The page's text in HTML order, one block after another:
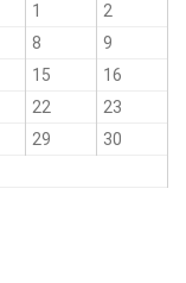
1
2
8
9
15
16
22
23
29
30